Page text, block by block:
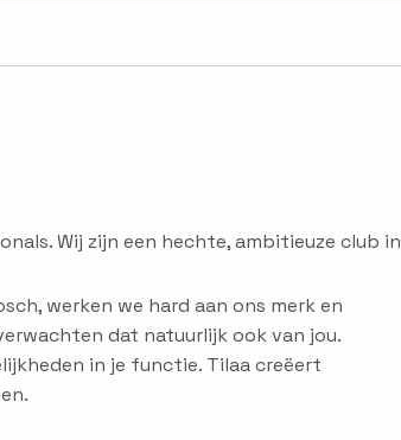
Wij zijn een hechte, ambitieuze club in
werken we hard aan ons merk en
dat natuurlijk ook van jou.
in je functie. Tilaa creëert